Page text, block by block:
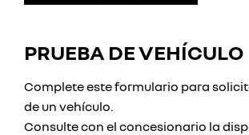
PRUEBA DE VEHÍCULO
Complete este formulario para
de un vehículo.
Consulte con el concesionario la